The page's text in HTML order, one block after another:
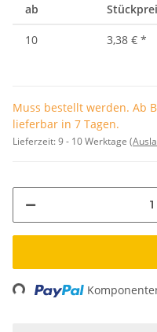
ab
10 3,38 € *
Muss bestellt werden. Ab
lieferbar in 7 Tagen.
Lieferzeit:9 - 10 Werktage